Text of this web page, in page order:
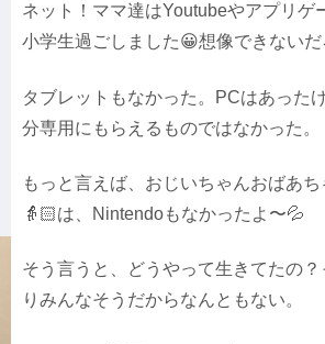
ネット！ママ達はYoutubeやアプリゲ
小学生過ごしました😀想像できないだ
タブレットもなかった。PCはあった
分専用にもらえるものではなかった。
もっと言えば、おじいちゃんおばあ
👵🏻は、Nintendoもなかったよ〜💦
そう言うと、どうやって生きてたの
りみんなそうだからなんともない。